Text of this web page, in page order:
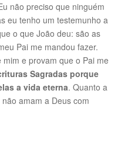
não preciso que ninguém
eu tenho um testemunho a
o que João deu: são as
Pai me mandou fazer.
e provam que o Pai me
Sagradas porque
a vida eterna. Quanto a
amam a Deus com